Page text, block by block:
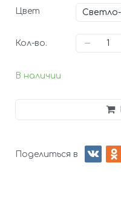
В наличии
Цвет
Кол-во.
Поделиться в